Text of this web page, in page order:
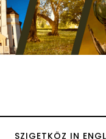
SZIGETKÖZ IN